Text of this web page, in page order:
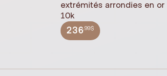
extrémités arrondies en or
10k
236,99$